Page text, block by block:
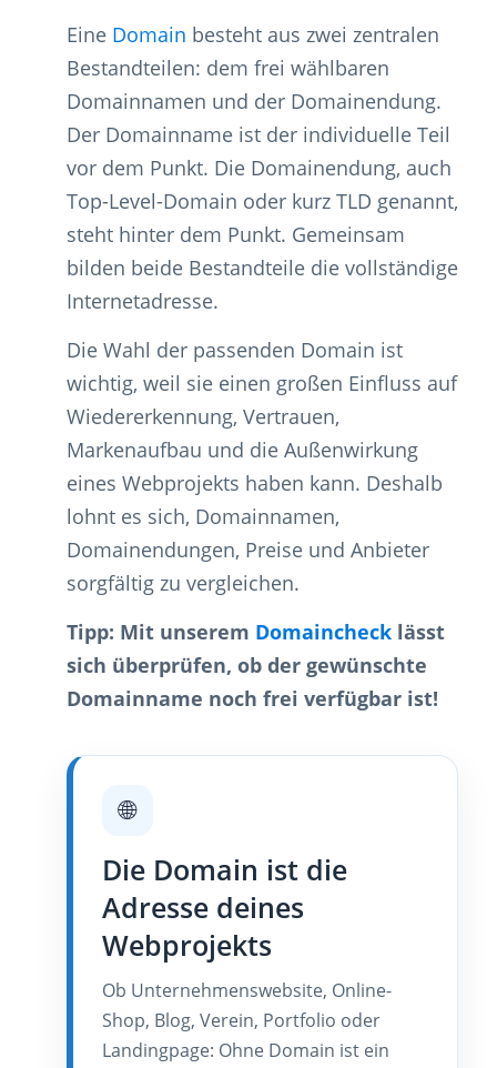
Eine Domain besteht aus zwei zentralen
Bestandteilen: dem frei wählbaren
Domainnamen und der Domainendung.
Der Domainname ist der individuelle Teil
vor dem Punkt. Die Domainendung, auch
Top-Level-Domain oder kurz TLD genannt,
steht hinter dem Punkt. Gemeinsam
bilden beide Bestandteile die vollständige
Internetadresse.
Die Wahl der passenden Domain ist
wichtig, weil sie einen großen Einfluss auf
Wiedererkennung, Vertrauen,
Markenaufbau und die Außenwirkung
eines Webprojekts haben kann. Deshalb
lohnt es sich, Domainnamen,
Domainendungen, Preise und Anbieter
sorgfältig zu vergleichen.
Tipp: Mit unserem Domaincheck lässt
sich überprüfen, ob der gewünschte
Domainname noch frei verfügbar ist!
🌐
Die Domain ist die
Adresse deines
Webprojekts
Ob Unternehmenswebsite, Online-
Shop, Blog, Verein, Portfolio oder
Landingpage: Ohne Domain ist ein